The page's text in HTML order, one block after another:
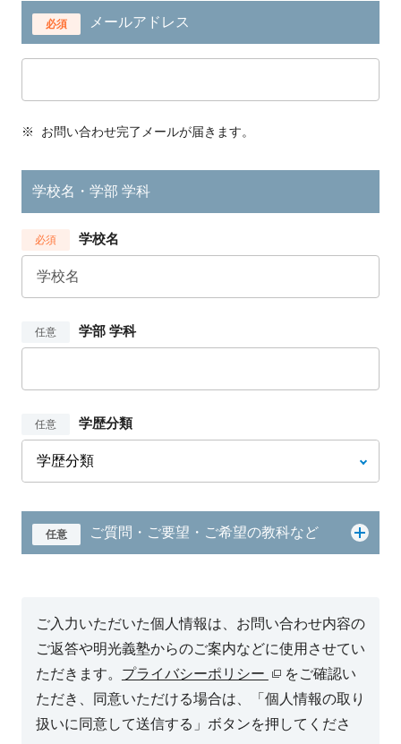
必須 メールアドレス
※ お問い合わせ完了メールが届きます。
学校名・学部 学科
必須 学校名
任意 学部 学科
任意 学歴分類
任意 ご質問・ご要望・ご希望の教科など
ご入力いただいた個人情報は、お問い合わせ内容の
ご返答や明光義塾からのご案内などに使用させてい
ただきます。 プライバシーポリシー
をご確認い
ただき、同意いただける場合は、「個人情報の取り
扱いに同意して送信する」ボタンを押してくださ